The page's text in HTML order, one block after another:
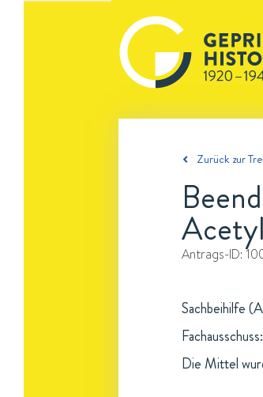
Zurück zur
Antrags-ID:
Sachbeihilfe
Die Mittel